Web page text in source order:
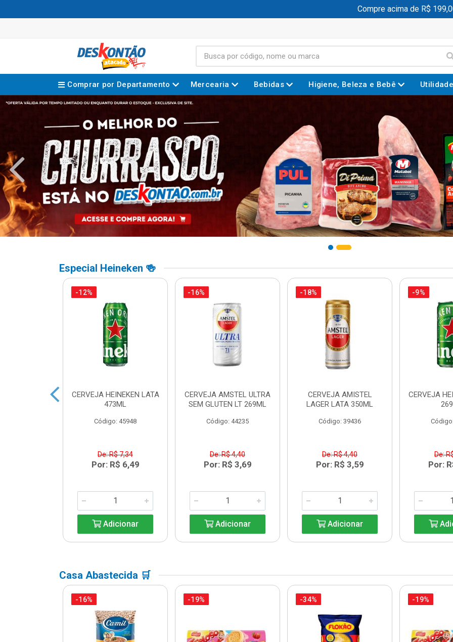
Compre acima de R$ 199,00 e
Comprar por Departamento Mercearia Bebidas Higiene, Beleza e Bebê
Especial Heineken 🍻
-12%
CERVEJA HEINEKEN LATA
473ML
Código: 45948
De: R$ 7,34
Por: R$ 6,49
Adicionar
-16%
CERVEJA AMSTEL ULTRA
SEM GLUTEN LT 269ML
Código: 44235
De: R$ 4,40
Por: R$ 3,69
Adicionar
-18%
CERVEJA AMISTEL
LAGER LATA 350ML
Código: 39436
De: R$ 4,40
Por: R$ 3,59
Adicionar
-9%
CERVEJA
De:
Por:
Casa Abastecida 🛒
-16% -19% -34% -19%